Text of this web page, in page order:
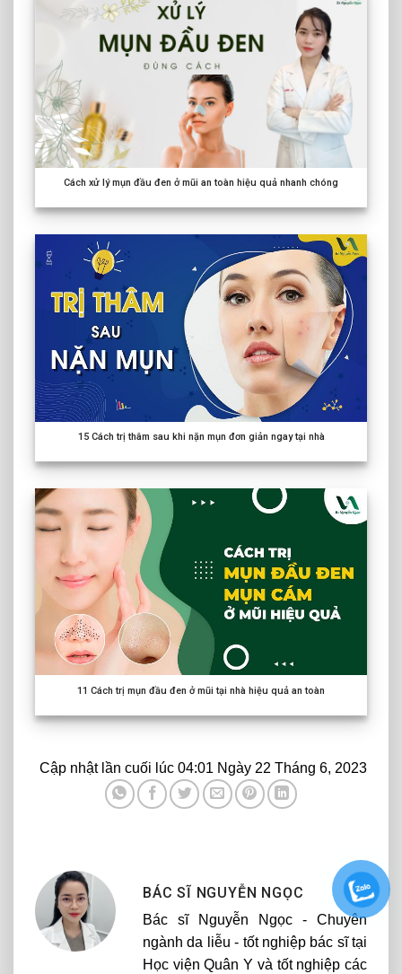
Cách xử lý mụn đầu đen ở mũi an toàn hiệu quả nhanh chóng
15Cách trị thâm sau khi nặn mụn đơn giản ngay tại nhà
11 Cách trị mụn đầu đen ở mũi tại nhà hiệu quả an toàn
Cập nhật lần cuối lúc 04:01 Ngày 22 Tháng 6, 2023
BÁC SĨ NGUYỄN NGỌC
Bác sĩ Nguyễn Ngọc - Chuyên
ngành da liễu - tốt nghiệp bác sĩ tại
Học viện Quân Y và tốt nghiệp các